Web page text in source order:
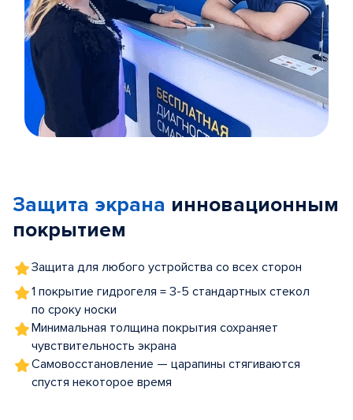
5
Защита экрана инновационным
покрытием
Защита для любого устройства со всех сторон
1 покрытие гидрогеля = 3-5 стандартных стекол
по сроку носки
Минимальная толщина покрытия сохраняет
чувствительность экрана
Самовосстановление — царапины стягиваются
спустя некоторое время